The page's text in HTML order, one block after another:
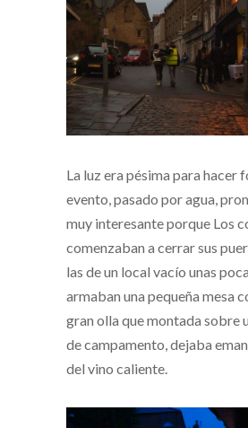
La luz era pésima para hacer
evento, pasado por agua,
muy interesante porque Los
comenzaban a cerrar sus
las de un local vacío unas
armaban una pequeña mesa
gran olla que montada sobre
de campamento, dejaba
del vino caliente.